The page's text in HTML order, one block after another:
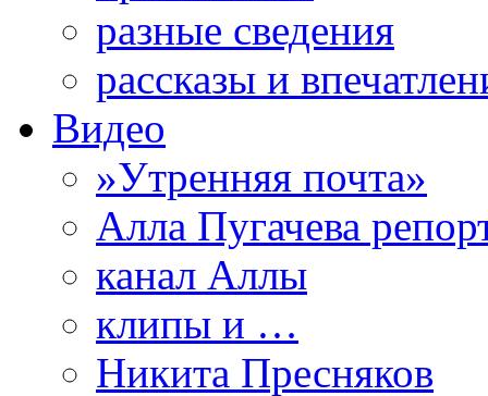
разные сведения
рассказы и
Видео
»Утренняя почта»
Алла Пугачева
канал Аллы
клипы и …
Никита Пресняков